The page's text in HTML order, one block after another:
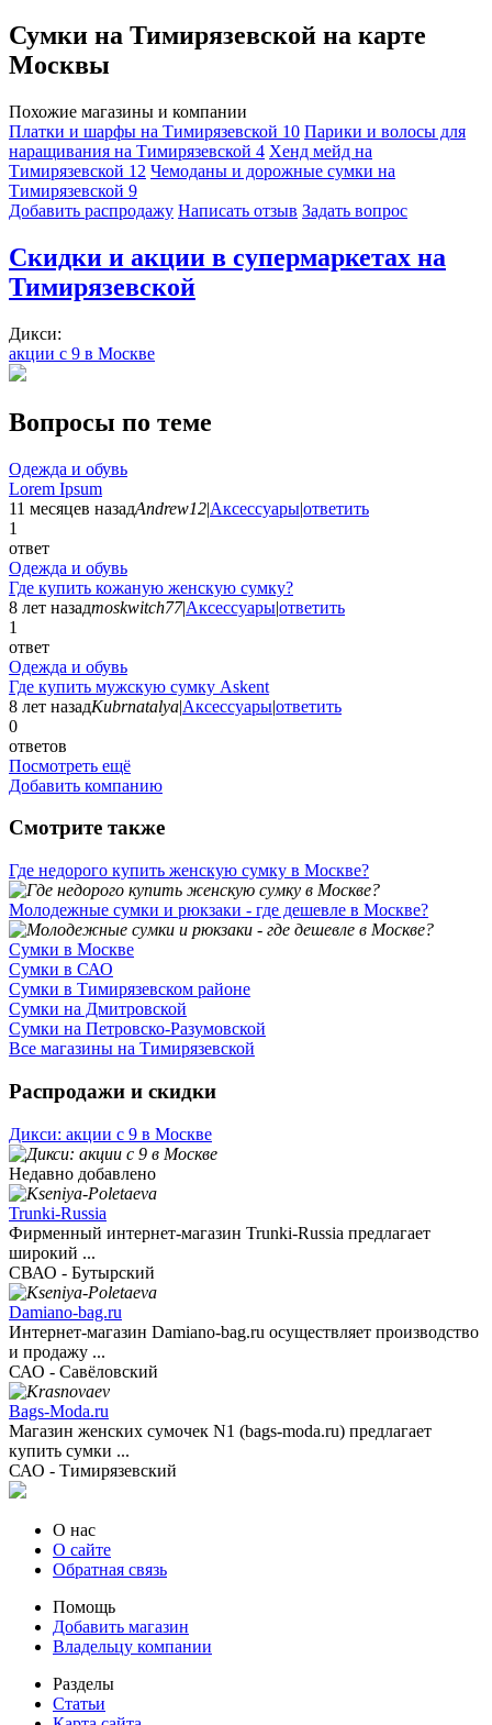
Сумки на Тимирязевской на карте
Москвы
Похожие магазины и компании
Платки и шарфы на Тимирязевской 10 Парики и волосы для
наращивания на Тимирязевской 4 Хенд мейд на
Тимирязевской 12 Чемоданы и дорожные сумки на
Тимирязевской 9
Добавить раcпродажу Написать отзыв Задать вопрос
Скидки и акции в супермаркетах на
Тимирязевской
Дикси:
акции с 9 в Москве
Вопросы по теме
Одежда и обувь
Lorem Ipsum
11 месяцев назадAndrew12|Аксессуары|ответить
1
ответ
Одежда и обувь
Где купить кожаную женскую сумку?
8 лет назадmoskwitch77|Аксессуары|ответить
1
ответ
Одежда и обувь
Где купить мужскую сумку Askent
8 лет назадKubrnatalya|Аксессуары|ответить
0
ответов
Посмотреть ещё
Добавить компанию
Смотрите также
Где недорого купить женскую сумку в Москве?
Молодежные сумки и рюкзаки - где дешевле в Москве?
Сумки в Москве
Сумки в САО
Сумки в Тимирязевском районе
Сумки на Дмитровской
Сумки на Петровско-Разумовской
Все магазины на Тимирязевской
Распродажи и скидки
Дикси: акции с 9 в Москве
Недавно добавлено
Trunki-Russia
Фирменный интернет-магазин Trunki-Russia предлагает
широкий ...
СВАО - Бутырский
Damiano-bag.ru
Интернет-магазин Damiano-bag.ru осуществляет производство
и продажу ...
САО - Савёловский
Bags-Moda.ru
Магазин женских сумочек N1 (bags-moda.ru) предлагает
купить сумки ...
САО - Тимирязевский
О нас
О сайте
Обратная связь
Помощь
Добавить магазин
Владельцу компании
Разделы
Статьи